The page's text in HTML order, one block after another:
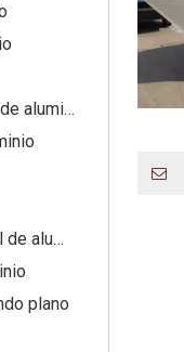
Bote de control central de aluminio
Bote de consola central de aluminio
plano